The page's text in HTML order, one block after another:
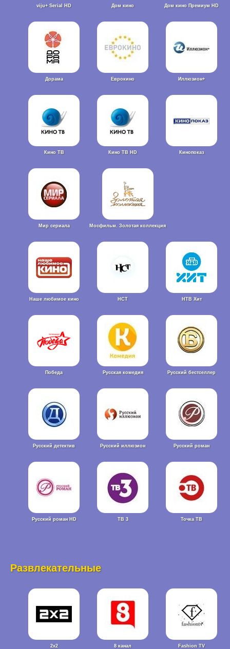
viju+ Serial HD Дом кино Дом кино Премиум HD
Дорама Еврокино Иллюзион+
Кино ТВ Кино ТВ HD Кинопоказ
Мир сериала Мосфильм. Золотая коллекция
Наше любимое кино НСТ НТВ Хит
Победа Русская комедия Русский бестселлер
Русский детектив Русский иллюзион Русский роман
Русский роман HD ТВ 3 Точка ТВ
Развлекательные
2x2 8 канал Fashion TV